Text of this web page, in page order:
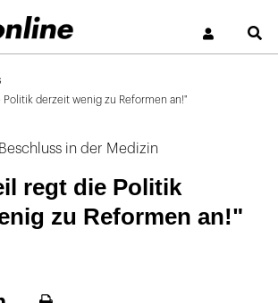
Politik derzeit wenig zu Reformen an!"
in der Medizin
regt die Politik
zu Reformen an!"